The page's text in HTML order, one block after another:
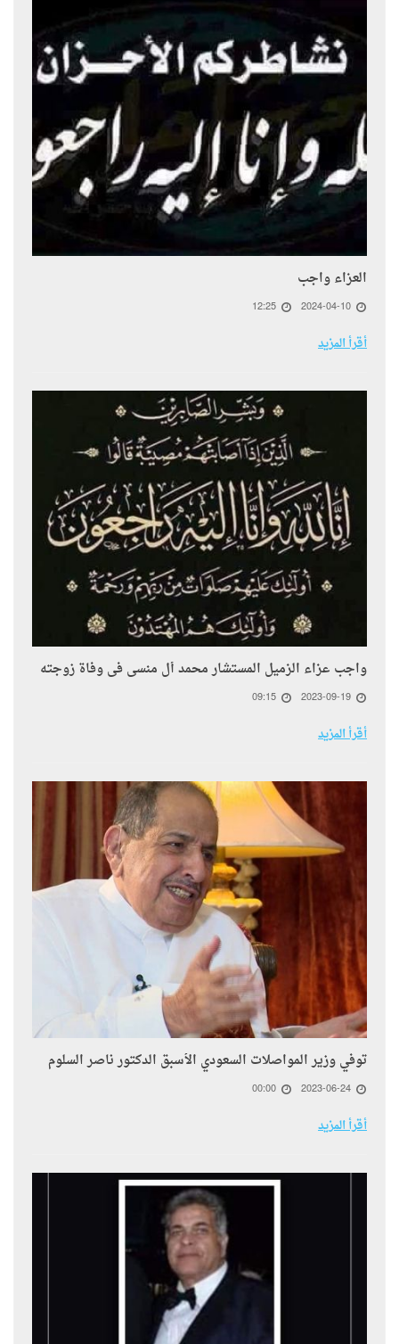
​العزاء واجب
2024-04-10
12:25
أقرأ المزيد
واجب عزاء الزميل المستشار محمد أل منسى فى وفاة زوجته
2023-09-19
09:15
أقرأ المزيد
توفي وزير المواصلات السعودي الأسبق الدكتور ناصر السلوم
2023-06-24
00:00
أقرأ المزيد